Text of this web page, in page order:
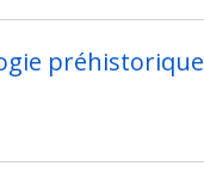
préhistorique